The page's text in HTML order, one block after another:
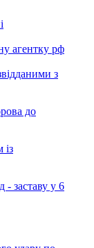
агентку рф
з
до
із
- заставу у 6